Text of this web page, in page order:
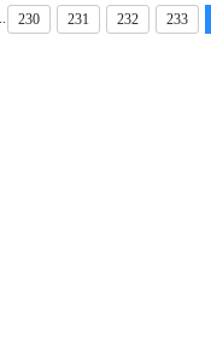
230 231 232 233